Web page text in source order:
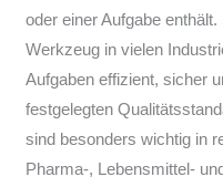
oder einer Aufgabe
Werkzeug in vielen
Aufgaben effizient, sicher
festgelegten
sind besonders wichtig in
Pharma-, Lebensmittel-